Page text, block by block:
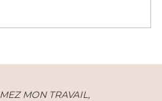
MON TRAVAIL,